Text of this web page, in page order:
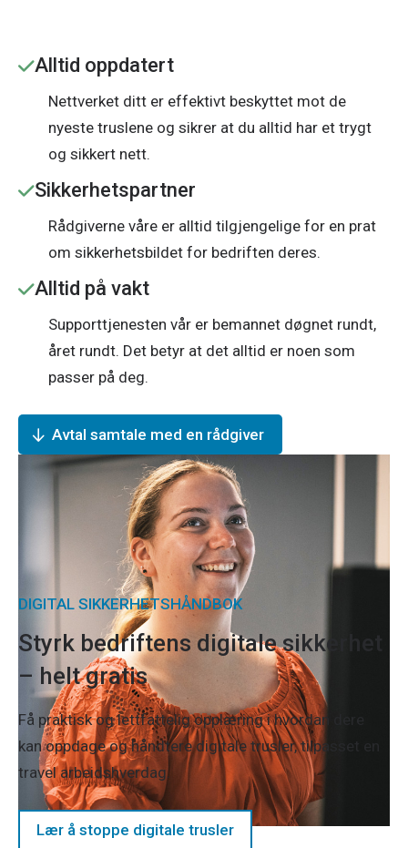
Alltid oppdatert
Nettverket ditt er effektivt beskyttet mot de
nyeste truslene og sikrer at du alltid har et trygt
og sikkert nett.
Sikkerhetspartner
Rådgiverne våre er alltid tilgjengelige for en prat
om sikkerhetsbildet for bedriften deres.
Alltid på vakt
Supporttjenesten vår er bemannet døgnet rundt,
året rundt. Det betyr at det alltid er noen som
passer på deg.
Avtal samtale med en rådgiver
DIGITAL SIKKERHETSHÅNDBOK
Styrk bedriftens digitale sikkerhet
– helt gratis
Få praktisk og lettfattelig opplæring i hvordan dere
kan oppdage og håndtere digitale trusler, tilpasset en
travel arbeidshverdag.
Lær å stoppe digitale trusler